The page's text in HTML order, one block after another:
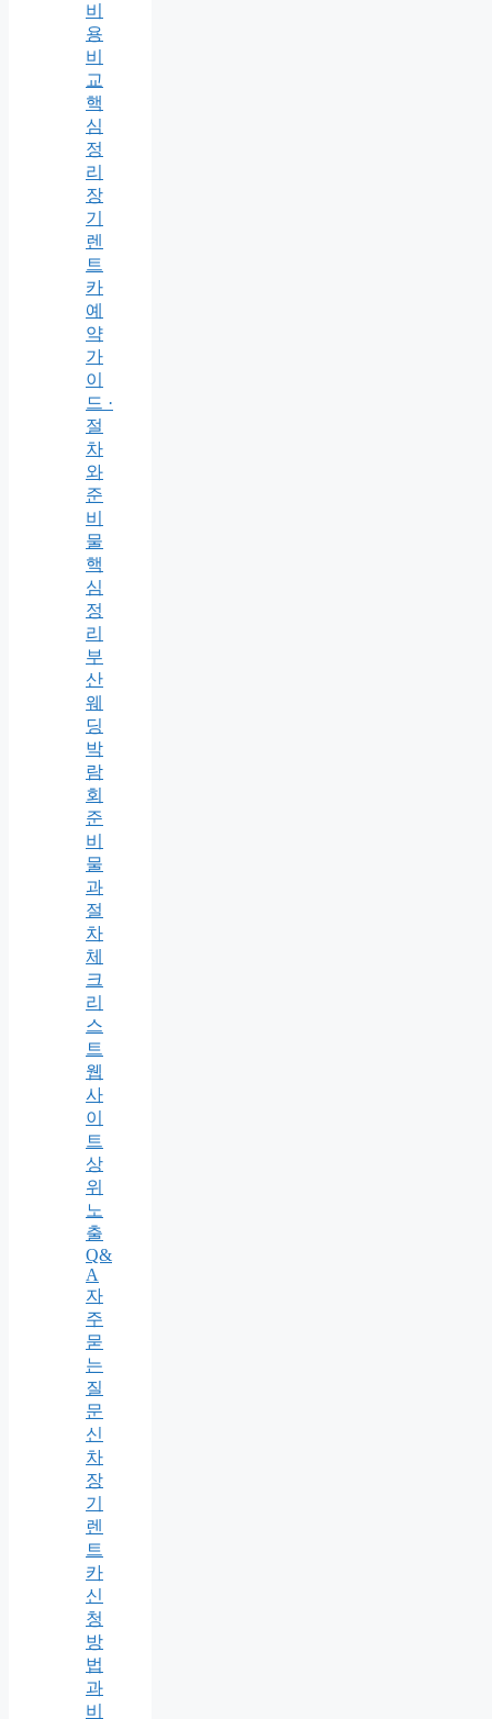
비
용
비
교
핵
심
정
리
장
기
렌
트
카
예
약
가
이
드 ·
절
차
와
준
비
물
핵
심
정
리
부
산
웨
딩
박
람
회
준
비
물
과
절
차
체
크
리
스
트
웹
사
이
트
상
위
노
출
Q&
A
자
주
묻
는
질
문
신
차
장
기
렌
트
카
신
청
방
법
과
비